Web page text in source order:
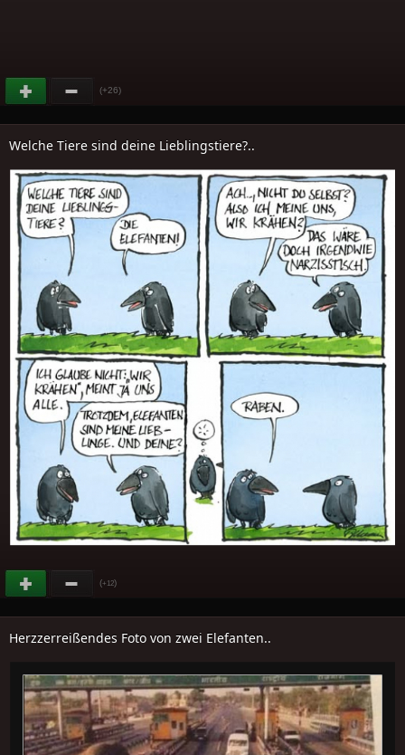
(+26)
Welche Tiere sind deine Lieblingstiere?..
(+12)
Herzzerreißendes Foto von zwei Elefanten..